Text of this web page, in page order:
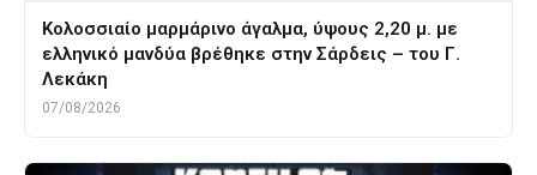
Κολοσσιαίο μαρμάρινο άγαλμα, ύψους 2,20 μ. με
ελληνικό μανδύα βρέθηκε στην Σάρδεις – του Γ.
Λεκάκη
07/08/2026